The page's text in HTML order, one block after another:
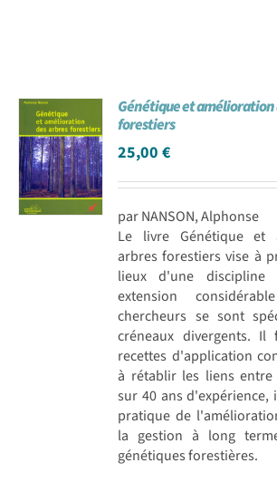
Génétique et amélioration
forestiers
25,00€
par NANSON, Alphonse
Le livre Génétique et
arbres forestiers vise à
lieux d'une
extension
chercheurs se sont
créneaux divergents.
recettes d'application
à rétablir les liens entre
sur 40 ans d'expérience,
pratique de
la gestion à long
génétiques forestières.